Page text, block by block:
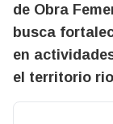
de Obra
busca
en
el territorio